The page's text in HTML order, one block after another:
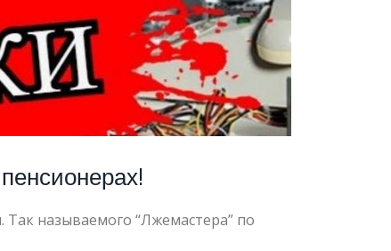
называемого “Лжемастера” по